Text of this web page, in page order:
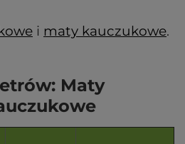
i maty kauczukowe.
Maty